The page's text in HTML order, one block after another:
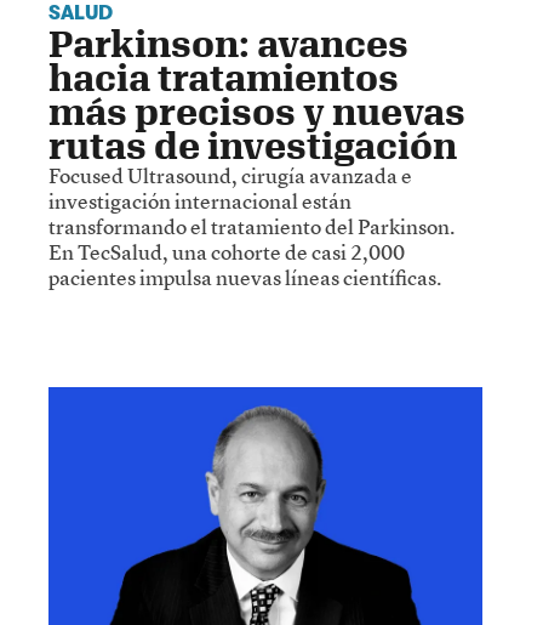
SALUD
Parkinson: avances
hacia tratamientos
más precisos y nuevas
rutas de investigación
Focused Ultrasound, cirugía avanzada e
investigación internacional están
transformando el tratamiento del Parkinson.
En TecSalud, una cohorte de casi 2,000
pacientes impulsa nuevas líneas científicas.